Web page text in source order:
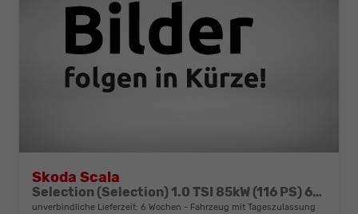
Skoda Scala
Selection (Selection) 1.0 TSI 85kW (116 PS) 6-Gang Schaltgetriebe
unverbindliche Lieferzeit: 6 Wochen Fahrzeug mit Tageszulassung